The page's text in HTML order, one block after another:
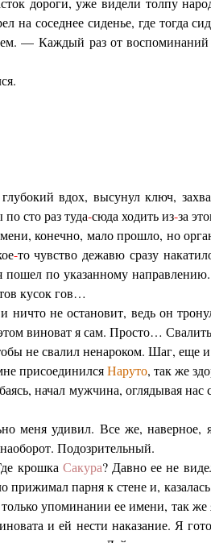
на соседнее сиденье, где тогда
— Каждый раз от
вдох, высунул ключ,
сто раз туда-сюда ходить из-за
конечно, мало прошло, но
-то чувство дежавю сразу
по указанному
кусок гов…
не остановит, ведь он
виноват я сам. Просто… Свалить
не свалил ненароком. Шаг, еще
присоединилсяНаруто, так же
начал мужчина, оглядывая нас
меня удивил. Все же, наверное,
Подозрительный.
крошка Сакура? Давно ее не
прижимал парня к стене и,
упоминании ее имени, так
и ей нести наказание. Я